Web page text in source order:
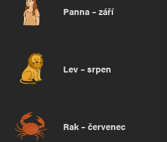
Panna – září
Lev – srpen
Rak – červenec